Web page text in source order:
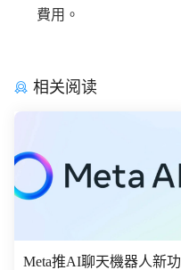
費用。
相关阅读
Meta推AI聊天機器人新功